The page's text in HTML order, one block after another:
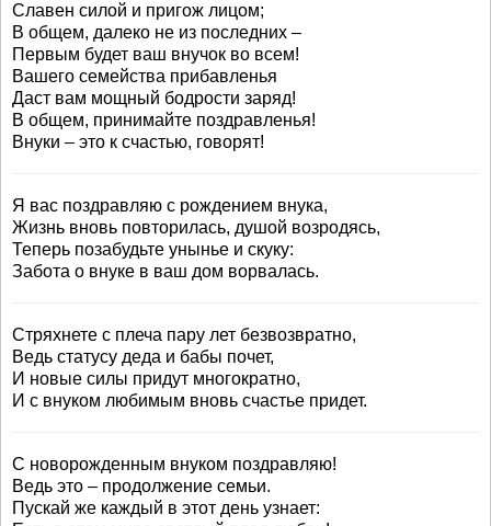
Славен силой и пригож лицом;
В общем, далеко не из последних –
Первым будет ваш внучок во всем!
Вашего семейства прибавленья
Даст вам мощный бодрости заряд!
В общем, принимайте поздравленья!
Внуки – это к счастью, говорят!
Я вас поздравляю с рождением внука,
Жизнь вновь повторилась, душой возродясь,
Теперь позабудьте унынье и скуку:
Забота о внуке в ваш дом ворвалась.
Стряхнете с плеча пару лет безвозвратно,
Ведь статусу деда и бабы почет,
И новые силы придут многократно,
И с внуком любимым вновь счастье придет.
С новорожденным внуком поздравляю!
Ведь это – продолжение семьи.
Пускай же каждый в этот день узнает: